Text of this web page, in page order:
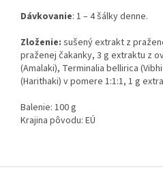
Dávkovanie: 1 – 4 šálky denne.
Zloženie: sušený extrakt z
praženej čakanky, 3 g extraktu z
(Amalaki), Terminalia bellirica
(Harithaki) v pomere 1:1:1, 1 g
Balenie: 100 g
Krajina pôvodu: EÚ